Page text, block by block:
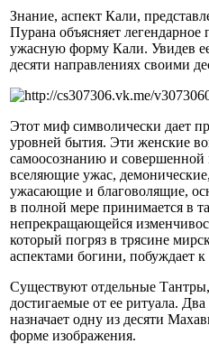
Знание, аспект Кали,
Пурана объясняет
ужасную форму Кали. Увидев
десяти направлениях своими
Этот миф символически дает
уровней бытия. Эти женские
самоосознанию и совершенной
вселяющие ужас,
ужасающие и благоволящие,
в полной мере принимается в
непрекращающейся
который погряз в трясине
аспектами богини, побуждает
Существуют отдельные
достигаемые от ее ритуала.
назначает одну из десяти
форме изображения.